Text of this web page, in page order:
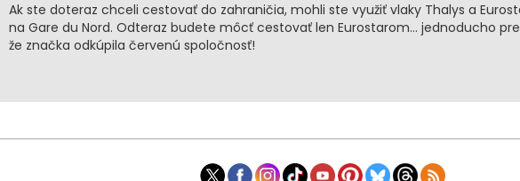
Ak ste doteraz chceli cestovať do zahraničia, mohli ste využiť vlaky Thalys a
na Gare du Nord. Odteraz budete môcť cestovať len Eurostarom... jednoducho
že značka odkúpila červenú spoločnosť!